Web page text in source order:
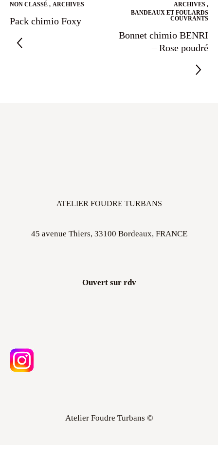
NON CLASSÉ , ARCHIVES
Pack chimio Foxy
ARCHIVES ,
BANDEAUX ET FOULARDS
COUVRANTS
Bonnet chimio BENRI
– Rose poudré
ATELIER FOUDRE TURBANS
45 avenue Thiers, 33100 Bordeaux, FRANCE
Ouvert sur rdv
Atelier Foudre Turbans ©